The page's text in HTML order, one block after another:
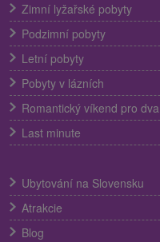
Zimní lyžařské pobyty
Podzimní pobyty
Letní pobyty
Pobyty v lázních
Romantický víkend pro dva
Last minute
Ubytování na Slovensku
Atrakcie
Blog